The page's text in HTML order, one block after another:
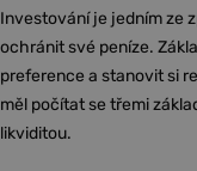
Investování je jedním ze
ochránit své peníze.
preference a stanovit si
měl počítat se třemi
likviditou.